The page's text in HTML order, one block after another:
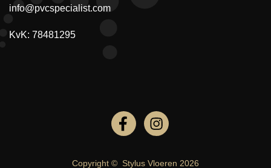
info@pvcspecialist.com
KvK: 78481295
Copyright © Stylus Vloeren 2026